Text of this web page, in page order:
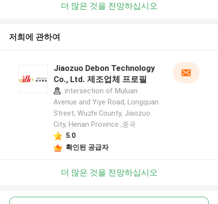
더 많은 것을 전망하십시오
저희에 관하여
Jiaozuo Debon Technology
Co., Ltd. 제조업체 프로필
intersection of Muluan
Avenue and Yiye Road, Longquan
Street, Wuzhi County, Jiaozuo
City, Henan Province ,중국
5.0
확인된 공급자
더 많은 것을 전망하십시오